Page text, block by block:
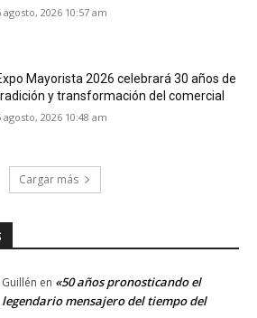
agosto, 2026 10:57 am
Mayorista 2026 celebrará 30 años de
y transformación del comercial
agosto, 2026 10:48 am
Cargar más
en «50 años pronosticando el
mensajero del tiempo del